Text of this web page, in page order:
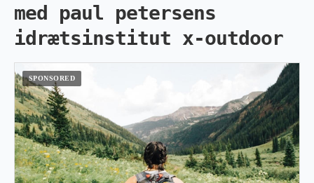
med paul petersens
idrætsinstitut x-outdoor